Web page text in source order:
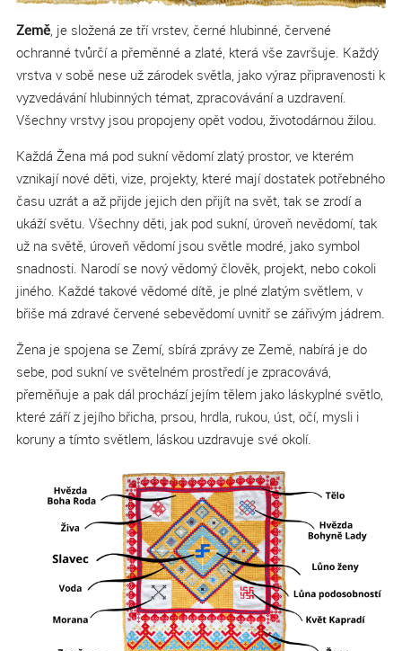
Země, je složená ze tří vrstev, černé hlubinné, červené
ochranné tvůrčí a přeměnné a zlaté, která vše završuje. Každý
vrstva v sobě nese už zárodek světla, jako výraz připravenosti k
vyzvedávání hlubinných témat, zpracovávání a uzdravení.
Všechny vrstvy jsou propojeny opět vodou, životodárnou žilou.
Každá Žena má pod sukní vědomí zlatý prostor, ve kterém
vznikají nové děti, vize, projekty, které mají dostatek potřebného
času uzrát a až přijde jejich den přijít na svět, tak se zrodí a
ukáží světu. Všechny děti, jak pod sukní, úroveň nevědomí, tak
už na světě, úroveň vědomí jsou světle modré, jako symbol
snadnosti. Narodí se nový vědomý člověk, projekt, nebo cokoli
jiného. Každé takové vědomé dítě, je plné zlatým světlem, v
břiše má zdravé červené sebevědomí uvnitř se zářivým jádrem.
Žena je spojena se Zemí, sbírá zprávy ze Země, nabírá je do
sebe, pod sukní ve světelném prostředí je zpracovává,
přeměňuje a pak dál prochází jejím tělem jako láskyplné světlo,
které září z jejího břicha, prsou, hrdla, rukou, úst, očí, mysli i
koruny a tímto světlem, láskou uzdravuje své okolí.